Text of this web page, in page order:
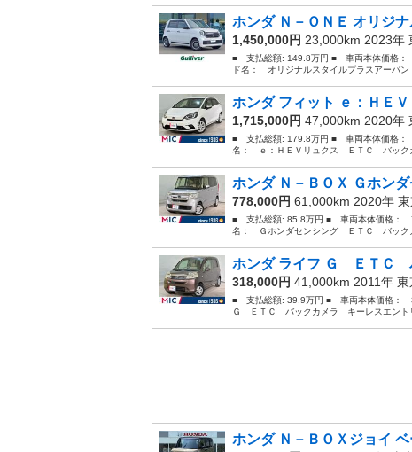
ホンダ Ｎ－ＯＮＥ オリジ
1,450,000円 23,000km 2023年
■ 支払総額: 149.8万円 ■ 車両本体価格
ド名： オリジナルスタイルプラスアー
ホンダ フィット ｅ：Ｈ
1,715,000円 47,000km 2020年
■ 支払総額: 179.8万円 ■ 車両本体価格
名： ｅ：ＨＥＶリュクス ＥＴＣ バッ
ホンダ Ｎ－ＢＯＸ Ｇホ
778,000円 61,000km 2020年
■ 支払総額: 85.8万円 ■ 車両本体価格
名： Ｇホンダセンシング ＥＴＣ バック
ホンダ ライフ Ｇ ＥＴＣ
318,000円 41,000km 2011年 東
■ 支払総額: 39.9万円 ■ 車両本体価格
Ｇ ＥＴＣ バックカメラ キーレスエン
ホンダ Ｎ－ＢＯＸジョイ